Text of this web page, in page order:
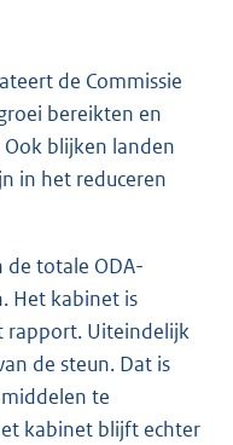
de Commissie
bereikten en
blijken landen
in het reduceren
de totale ODA-
Het kabinet is
rapport. Uiteindelijk
de steun. Dat is
te
kabinet blijft echter